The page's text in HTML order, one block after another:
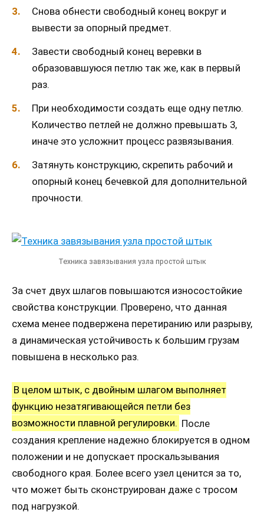
Снова обнести свободный конец вокруг и
вывести за опорный предмет.
Завести свободный конец веревки в
образовавшуюся петлю так же, как в первый
раз.
При необходимости создать еще одну петлю.
Количество петлей не должно превышать 3,
иначе это усложнит процесс развязывания.
Затянуть конструкцию, скрепить рабочий и
опорный конец бечевкой для дополнительной
прочности.
Техника завязывания узла простой штык
За счет двух шлагов повышаются износостойкие
свойства конструкции. Проверено, что данная
схема менее подвержена перетиранию или разрыву,
а динамическая устойчивость к большим грузам
повышена в несколько раз.
В целом штык, с двойным шлагом выполняет
функцию незатягивающейся петли без
возможности плавной регулировки. После
создания крепление надежно блокируется в одном
положении и не допускает проскальзывания
свободного края. Более всего узел ценится за то,
что может быть сконструирован даже с тросом
под нагрузкой.